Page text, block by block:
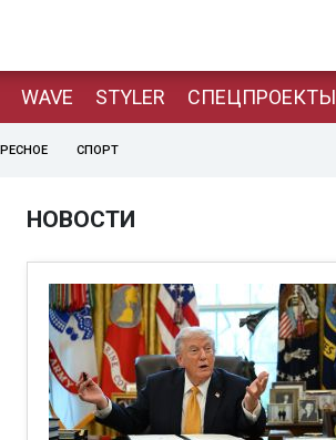
WAVE STYLER СПЕЦПРОЕКТЫ
СПОРТ
НОВОСТИ